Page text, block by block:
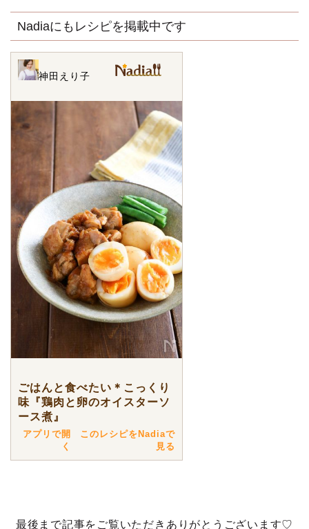
Nadiaにもレシピを掲載中です
神田えり子
ごはんと食べたい＊こっくり
味『鶏肉と卵のオイスターソ
ース煮』
アプリで開
く
このレシピをNadiaで
見る
最後まで記事をご覧いただきありがとうございます♡